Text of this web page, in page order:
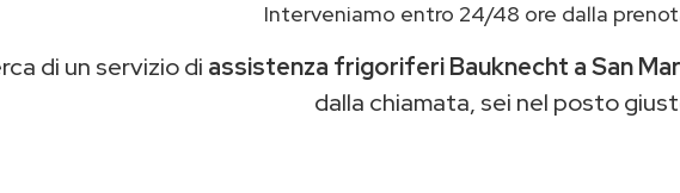
Interveniamo entro 24/48 ore dalla
di un servizio di assistenza frigoriferi Bauknecht a San
dalla chiamata, sei nel posto